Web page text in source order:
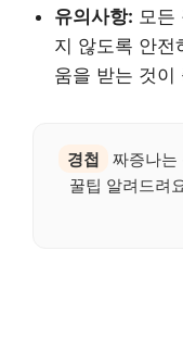
유의사항: 모든
지 않도록 안전
움을 받는 것이
경첩
짜증나는
꿀팁 알려드려